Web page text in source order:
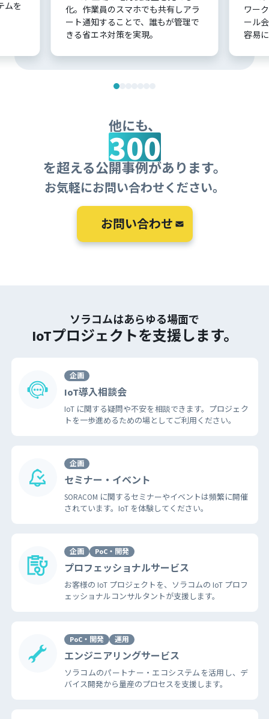
ムを
化。作業員のスマホでも共有しアラ
ート通知することで、誰もが管理で
きる省エネ対策を実現。
ワー
ール
容易
他にも、
300
を超える公開事例があります。
お気軽にお問い合わせください。
お問い合わせ
ソラコムはあらゆる場面で
IoTプロジェクトを支援します。
IoT導入相談会
企画
IoT に関する疑問や不安を相談できます。プロジェク
トを一歩進めるための場としてご利用ください。
セミナー・イベント
企画
SORACOM に関するセミナーやイベントは頻繁に開催
されています。IoT を体験してください。
プロフェッショナルサービス
企画 PoC・開発
お客様の IoT プロジェクトを、ソラコムの IoT プロフ
ェッショナルコンサルタントが支援します。
エンジニアリングサービス
PoC・開発 運用
ソラコムのパートナー・エコシステムを活用し、デ
バイス開発から量産のプロセスを支援します。